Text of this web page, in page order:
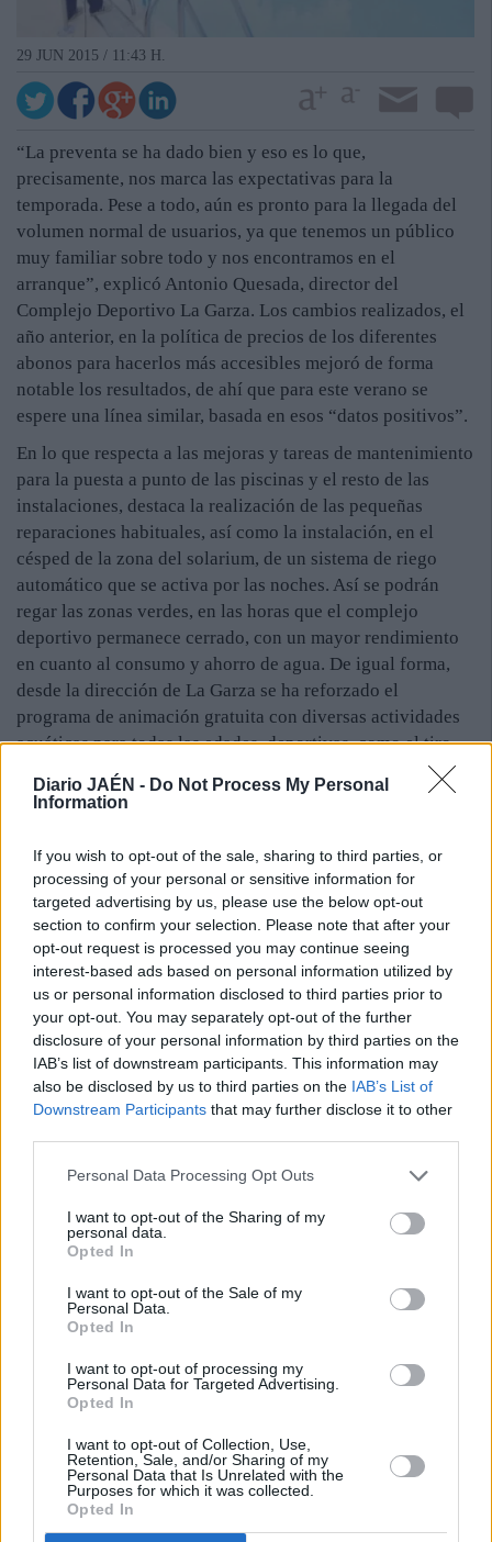
Diario JAÉN - Do Not Process My Personal
Information
If you wish to opt-out of the sale, sharing to third parties, or
processing of your personal or sensitive information for
targeted advertising by us, please use the below opt-out
section to confirm your selection. Please note that after your
opt-out request is processed you may continue seeing
interest-based ads based on personal information utilized by
us or personal information disclosed to third parties prior to
your opt-out. You may separately opt-out of the further
disclosure of your personal information by third parties on the
IAB’s list of downstream participants. This information may
also be disclosed by us to third parties on the IAB’s List of
Downstream Participants that may further disclose it to other
Personal Data Processing Opt Outs
I want to opt-out of the Sharing of my
personal data.
Opted In
I want to opt-out of the Sale of my
Personal Data.
Opted In
I want to opt-out of processing my
Personal Data for Targeted Advertising.
Opted In
I want to opt-out of Collection, Use,
Retention, Sale, and/or Sharing of my
Personal Data that Is Unrelated with the
Purposes for which it was collected.
Opted In
29 JUN 2015 / 11:43 H.
“La preventa se ha dado bien y eso es lo que,
precisamente, nos marca las expectativas para la
temporada. Pese a todo, aún es pronto para la llegada del
volumen normal de usuarios, ya que tenemos un público
muy familiar sobre todo y nos encontramos en el
arranque”, explicó Antonio Quesada, director del
Complejo Deportivo La Garza. Los cambios realizados, el
año anterior, en la política de precios de los diferentes
abonos para hacerlos más accesibles mejoró de forma
notable los resultados, de ahí que para este verano se
espere una línea similar, basada en esos “datos positivos”.
En lo que respecta a las mejoras y tareas de mantenimiento
para la puesta a punto de las piscinas y el resto de las
instalaciones, destaca la realización de las pequeñas
reparaciones habituales, así como la instalación, en el
césped de la zona del solarium, de un sistema de riego
automático que se activa por las noches. Así se podrán
regar las zonas verdes, en las horas que el complejo
deportivo permanece cerrado, con un mayor rendimiento
en cuanto al consumo y ahorro de agua. De igual forma,
desde la dirección de La Garza se ha reforzado el
programa de animación gratuita con diversas actividades
acuáticas para todas las edades, deportivas, como el tiro
con arco, y lúdicas, con el miniclub, los bolos o los dardos,
entre otras.
piscinas y en los campamentos propios y de otras
entidades deportivas y colectivos. Llama la atención que
cada vez hay más grupos de escolares para campamentos,
lo que viene a reforzar la actividad del centro. De hecho,
tendremos las cabañas ocupadas todo el verano”, agregó
Quesada.